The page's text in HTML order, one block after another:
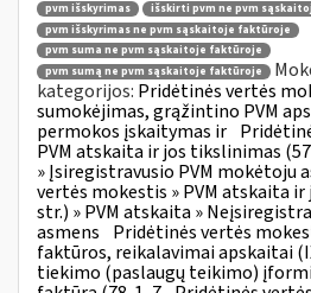
pvm išskyrimas
išskirti pvm ne pvm
pvm išskyrimas ne pvm sąskaitoje faktūroje
pvm suma ne pvm sąskaitoje faktūroje
pvm sumą ne pvm sąskaitoje faktūroje
kategorijos: Pridėtinės vertės
sumokėjimas, grąžintino PVM
permokos įskaitymas ir
PVM atskaita ir jos tikslinimas
» Įsiregistravusio PVM mokėtoju
vertės mokestis » PVM atskaita
str.) » PVM atskaita »
asmens Pridėtinės vertės
faktūros, reikalavimai apskaitai
tiekimo (paslaugų teikimo)